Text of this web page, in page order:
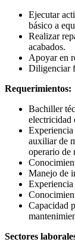
Ejecutar
básico a
Realizar
acabados.
Apoyar en
Diligenciar
Requerimientos:
Bachiller
electricidad
Experiencia
auxiliar de
operario de
Manejo de
Experiencia
Capacidad
Sectores